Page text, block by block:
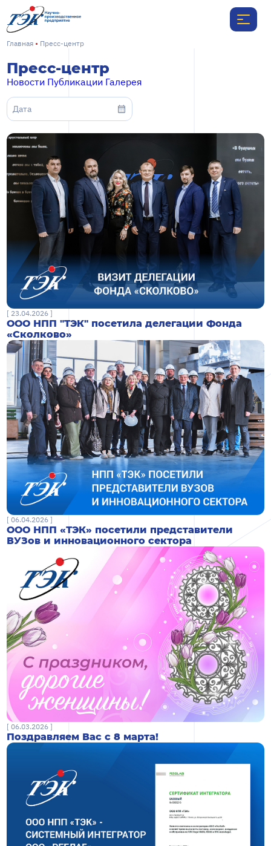
Главная Пресс-центр
Пресс-центр
Новости Публикации Галерея
[ 23.04.2026 ]
ООО НПП "ТЭК" посетила делегации Фонда
«Сколково»
[ 06.04.2026 ]
ООО НПП «ТЭК» посетили представители
ВУЗов и инновационного сектора
[ 06.03.2026 ]
Поздравляем Вас с 8 марта!